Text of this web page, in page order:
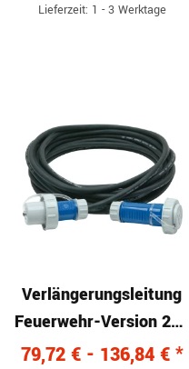
Lieferzeit: 1 - 3 Werktage
Verlängerungsleitung
Feuerwehr-Version 230
V
79,72 € - 136,84 € *